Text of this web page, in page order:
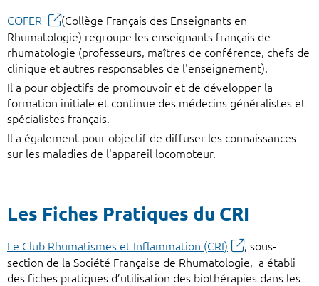
COFER
(Collège Français des Enseignants en
Rhumatologie) regroupe les enseignants français de
rhumatologie (professeurs, maîtres de conférence, chefs de
clinique et autres responsables de l'enseignement).
Il a pour objectifs de promouvoir et de développer la
formation initiale et continue des médecins généralistes et
spécialistes français.
Il a également pour objectif de diffuser les connaissances
sur les maladies de l'appareil locomoteur.
Les Fiches Pratiques du CRI
Le Club Rhumatismes et Inflammation (CRI)
, sous-
section de la Société Française de Rhumatologie, a établi
des fiches pratiques d’utilisation des biothérapies dans les